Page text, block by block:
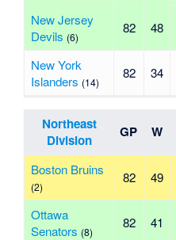
New Jersey
Devils (6)
82 48
New York
Islanders (14)
82 34
Northeast
Division
GP W
Boston Bruins
(2)
82 49
Ottawa
Senators (8)
82 41